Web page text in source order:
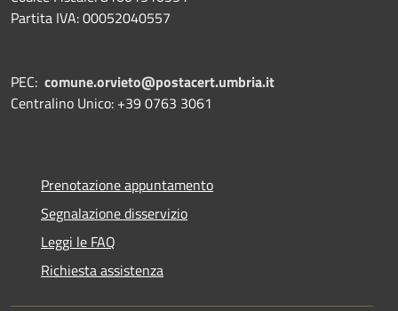
Partita IVA: 00052040557
PEC: comune.orvieto@postacert.umbria.it
Centralino Unico: +39 0763 3061
Prenotazione appuntamento
Segnalazione disservizio
Leggi le FAQ
Richiesta assistenza